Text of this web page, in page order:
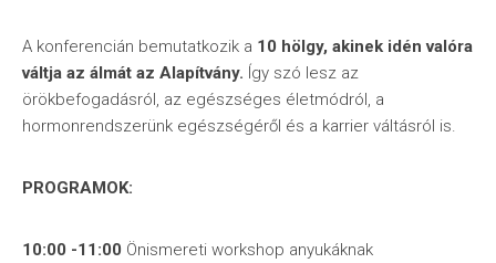
A konferencián bemutatkozik a 10 hölgy, akinek idén valóra
váltja az álmát az Alapítvány. Így szó lesz az
örökbefogadásról, az egészséges életmódról, a
hormonrendszerünk egészségéről és a karrier váltásról is.
PROGRAMOK:
10:00 -11:00 Önismereti workshop anyukáknak